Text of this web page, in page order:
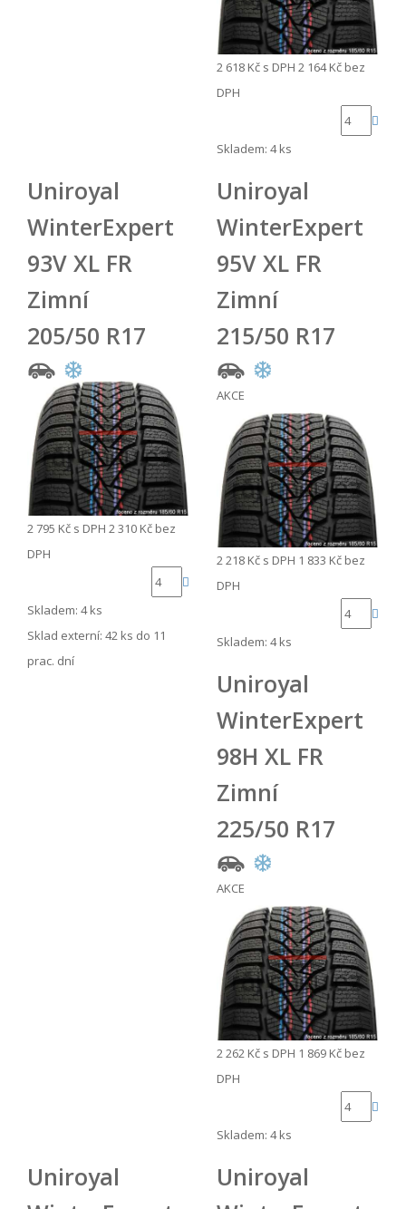
2 618 Kč s DPH 2 164 Kč bez
DPH
Skladem: 4 ks
Uniroyal
WinterExpert
93V XL FR
Zimní
205/50 R17
2 795 Kč s DPH 2 310 Kč bez
DPH
Skladem: 4 ks
Sklad externí: 42 ks do 11
prac. dní
Uniroyal
WinterExpert
95V XL FR
Zimní
215/50 R17
AKCE
2 218 Kč s DPH 1 833 Kč bez
DPH
Skladem: 4 ks
Uniroyal
WinterExpert
98H XL FR
Zimní
225/50 R17
AKCE
2 262 Kč s DPH 1 869 Kč bez
DPH
Skladem: 4 ks
Uniroyal
Uniroyal